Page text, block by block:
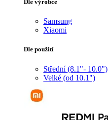
Dle výrobce
Samsung
Xiaomi
Dle použití
Střední (8.1"- 10.0")
Velké (od 10.1")